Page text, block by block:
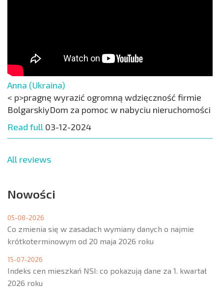
Anna (Ukraina)
< p>pragnę wyrazić ogromną wdzięczność firmie
BolgarskiyDom za pomoc w nabyciu nieruchomości
Read full 03-12-2024
All reviews
Nowości
05-08-2026
Co zmienia się w zasadach wymiany danych o najmie
krótkoterminowym od 20 maja 2026 roku
15-07-2026
Indeks cen mieszkań NSI: co pokazują dane za 1. kwartał
2026 roku